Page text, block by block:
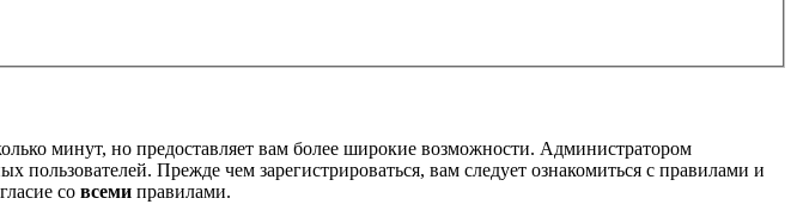
минут, но предоставляет вам более широкие возможности. Администратором
Прежде чем зарегистрироваться, вам следует ознакомиться с правилами и
со всеми правилами.